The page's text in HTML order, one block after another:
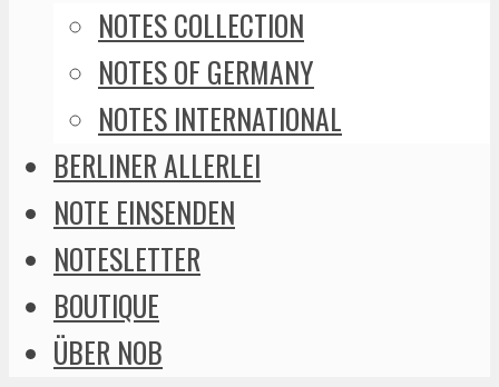
NOTES COLLECTION
NOTES OF GERMANY
NOTES INTERNATIONAL
BERLINER ALLERLEI
NOTE EINSENDEN
NOTESLETTER
BOUTIQUE
ÜBER NOB